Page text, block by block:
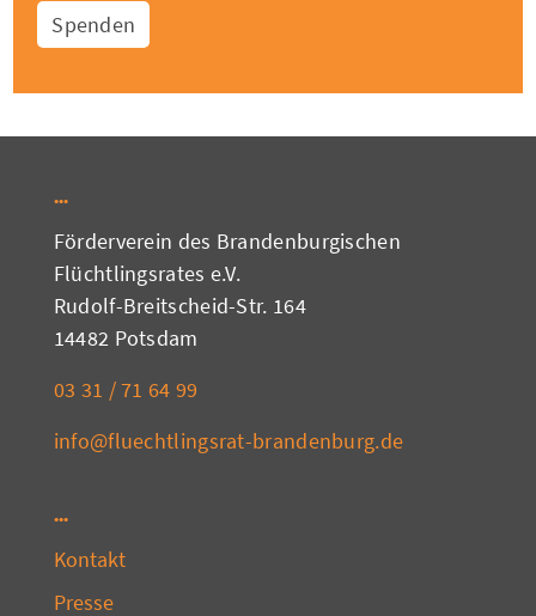
Spenden
Förderverein des Brandenburgischen
Flüchtlingsrates e.V.
Rudolf-Breitscheid-Str. 164
14482 Potsdam
03 31 / 71 64 99
info@fluechtlingsrat-brandenburg.de
Kontakt
Presse